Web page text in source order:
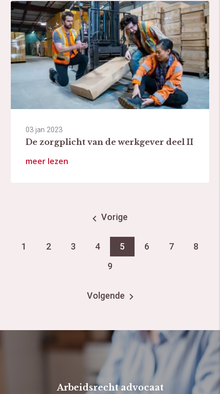
03 jan 2023
De zorgplicht van de werkgever deel II
meer lezen
Vorige
1 2 3 4 5 6 7
8
9
Volgende
Arbeidsrecht advocaat